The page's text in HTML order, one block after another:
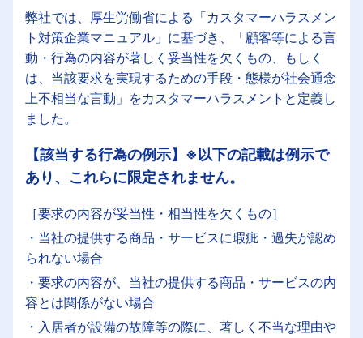
弊社では、厚生労働省による「カスタマーハラスメン
ト対策企業マニュアル」に基づき、「顧客等による言
動・行為の内容が著しく妥当性を欠くもの、もしく
は、当該要求を実現するための手段・態様が社会通念
上不相当な言動」をカスタマーハラスメントと定義し
ました。
【該当する行為の例示】※以下の記載は例示で
あり、これらに限定されません。
［要求の内容が妥当性・相当性を欠くもの］
・当社の提供する商品・サービスに瑕疵・過失が認め
られない場合
・要求の内容が、当社の提供する商品・サービスの内
容とは関係がない場合
・入居者が設備の故障等の際に、著しく不当な理由や